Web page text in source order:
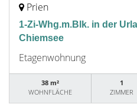
Prien
1-Zi-Whg.m.Blk. in der
Chiemsee
Etagenwohnung
38 m²
WOHNFLÄCHE
1
ZIMMER